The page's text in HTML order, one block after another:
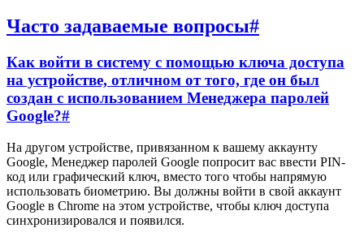
Часто задаваемые вопросы#
Как войти в систему с помощью ключа доступа
на устройстве, отличном от того, где он был
создан с использованием Менеджера паролей
Google?#
На другом устройстве, привязанном к вашему аккаунту
Google, Менеджер паролей Google попросит вас ввести PIN-
код или графический ключ, вместо того чтобы напрямую
использовать биометрию. Вы должны войти в свой аккаунт
Google в Chrome на этом устройстве, чтобы ключ доступа
синхронизировался и появился.